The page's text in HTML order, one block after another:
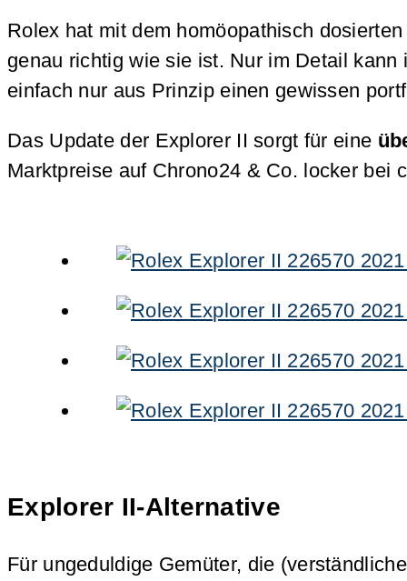
Rolex hat mit dem homöopathisch
genau richtig wie sie ist. Nur im Detail
einfach nur aus Prinzip einen gewissen
Das Update der Explorer II sorgt für eine
Marktpreise auf Chrono24 & Co. locker
Explorer II-Alternative
Für ungeduldige Gemüter, die